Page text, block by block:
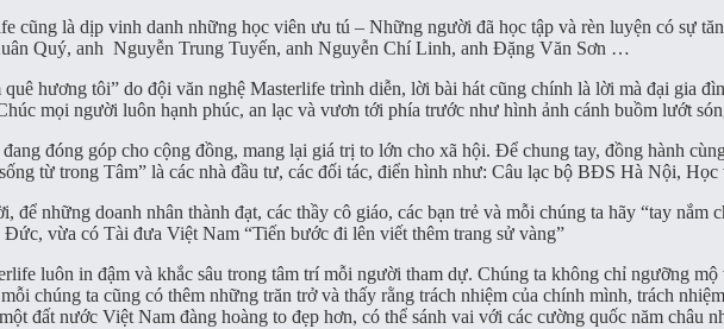
cũng là dịp vinh danh những học viên ưu tú – Những người đã học tập và rèn luyện có sự
Quý, anh Nguyễn Trung Tuyến, anh Nguyễn Chí Linh, anh Đặng Văn Sơn …
hương tôi” do đội văn nghệ Masterlife trình diễn, lời bài hát cũng chính là lời mà đại gia
mọi người luôn hạnh phúc, an lạc và vươn tới phía trước như hình ảnh cánh buồm lướt
đóng góp cho cộng đồng, mang lại giá trị to lớn cho xã hội. Để chung tay, đồng hành
từ trong Tâm” là các nhà đầu tư, các đối tác, điển hình như: Câu lạc bộ BĐS Hà Nội,
để những doanh nhân thành đạt, các thầy cô giáo, các bạn trẻ và mỗi chúng ta hãy “tay nắm
vừa có Tài đưa Việt Nam “Tiến bước đi lên viết thêm trang sử vàng”
luôn in đậm và khắc sâu trong tâm trí mỗi người tham dự. Chúng ta không chỉ ngưỡng
chúng ta cũng có thêm những trăn trở và thấy rằng trách nhiệm của chính mình, trách
đất nước Việt Nam đàng hoàng to đẹp hơn, có thể sánh vai với các cường quốc năm châu